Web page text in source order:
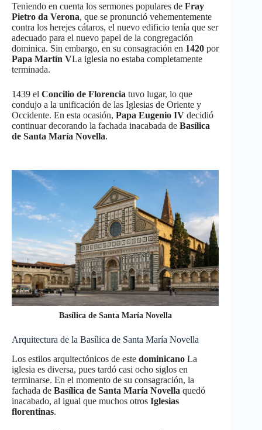
Teniendo en cuenta los sermones populares de Fray
Pietro da Verona, que se pronunció vehementemente
contra los herejes cátaros, el nuevo edificio tenía que ser
adecuado para el nuevo papel de la congregación
dominica. Sin embargo, en su consagración en 1420 por
Papa Martín VLa iglesia no estaba completamente
terminada.
1439 el Concilio de Florencia tuvo lugar, lo que
condujo a la unificación de las Iglesias de Oriente y
Occidente. En esta ocasión, Papa Eugenio IV decidió
continuar decorando la fachada inacabada de Basílica
de Santa María Novella.
Basílica de Santa María Novella
Arquitectura de la Basílica de Santa María Novella
Los estilos arquitectónicos de este dominicano La
iglesia es diversa, pues tardó casi ocho siglos en
terminarse. En el momento de su consagración, la
fachada de Basílica de Santa María Novella quedó
inacabado, al igual que muchos otros Iglesias
florentinas.